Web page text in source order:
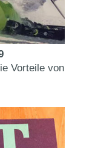
Vorteile von